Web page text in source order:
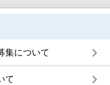
集について
て